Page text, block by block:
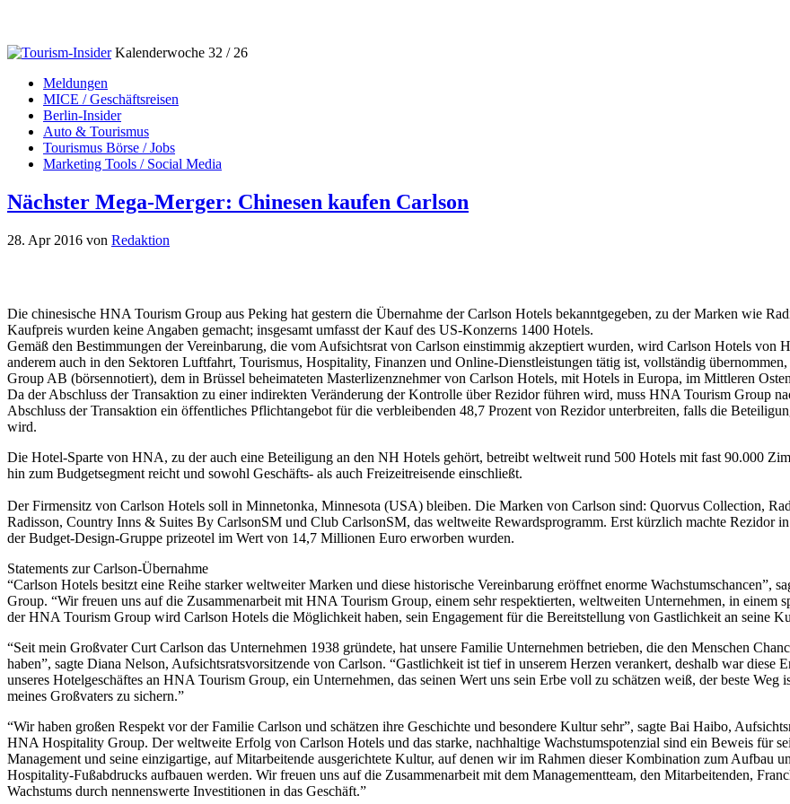
Kalenderwoche 32 / 26
Meldungen
MICE / Geschäftsreisen
Berlin-Insider
Auto & Tourismus
Tourismus Börse / Jobs
Marketing Tools / Social Media
Nächster Mega-Merger: Chinesen kaufen Carlson
28. Apr 2016 von Redaktion
Die chinesische HNA Tourism Group aus Peking hat gestern die Übernahme der Carlson Hotels bekanntgegeben, zu der Marken wie
Kaufpreis wurden keine Angaben gemacht; insgesamt umfasst der Kauf des US-Konzerns 1400 Hotels.
Gemäß den Bestimmungen der Vereinbarung, die vom Aufsichtsrat von Carlson einstimmig akzeptiert wurden, wird Carlson Hotels von
anderem auch in den Sektoren Luftfahrt, Tourismus, Hospitality, Finanzen und Online-Dienstleistungen tätig ist, vollständig
Group AB (börsennotiert), dem in Brüssel beheimateten Masterlizenznehmer von Carlson Hotels, mit Hotels in Europa, im Mittleren
Da der Abschluss der Transaktion zu einer indirekten Veränderung der Kontrolle über Rezidor führen wird, muss HNA Tourism Group
Abschluss der Transaktion ein öffentliches Pflichtangebot für die verbleibenden 48,7 Prozent von Rezidor unterbreiten, falls die
wird.
Die Hotel-Sparte von HNA, zu der auch eine Beteiligung an den NH Hotels gehört, betreibt weltweit rund 500 Hotels mit fast 90.000
hin zum Budgetsegment reicht und sowohl Geschäfts- als auch Freizeitreisende einschließt.
Der Firmensitz von Carlson Hotels soll in Minnetonka, Minnesota (USA) bleiben. Die Marken von Carlson sind: Quorvus Collection,
Radisson, Country Inns & Suites By CarlsonSM und Club CarlsonSM, das weltweite Rewardsprogramm. Erst kürzlich machte Rezidor
der Budget-Design-Gruppe prizeotel im Wert von 14,7 Millionen Euro erworben wurden.
Statements zur Carlson-Übernahme
“Carlson Hotels besitzt eine Reihe starker weltweiter Marken und diese historische Vereinbarung eröffnet enorme
Group. “Wir freuen uns auf die Zusammenarbeit mit HNA Tourism Group, einem sehr respektierten, weltweiten Unternehmen, in einem
der HNA Tourism Group wird Carlson Hotels die Möglichkeit haben, sein Engagement für die Bereitstellung von Gastlichkeit an seine
“Seit mein Großvater Curt Carlson das Unternehmen 1938 gründete, hat unsere Familie Unternehmen betrieben, die den Menschen
haben”, sagte Diana Nelson, Aufsichtsratsvorsitzende von Carlson. “Gastlichkeit ist tief in unserem Herzen verankert, deshalb war diese
unseres Hotelgeschäftes an HNA Tourism Group, ein Unternehmen, das seinen Wert uns sein Erbe voll zu schätzen weiß, der beste
meines Großvaters zu sichern.”
“Wir haben großen Respekt vor der Familie Carlson und schätzen ihre Geschichte und besondere Kultur sehr”, sagte Bai Haibo,
HNA Hospitality Group. Der weltweite Erfolg von Carlson Hotels und das starke, nachhaltige Wachstumspotenzial sind ein Beweis für
Management und seine einzigartige, auf Mitarbeitende ausgerichtete Kultur, auf denen wir im Rahmen dieser Kombination zum Aufbau
Hospitality-Fußabdrucks aufbauen werden. Wir freuen uns auf die Zusammenarbeit mit dem Managementteam, den Mitarbeitenden,
Wachstums durch nennenswerte Investitionen in das Geschäft.”